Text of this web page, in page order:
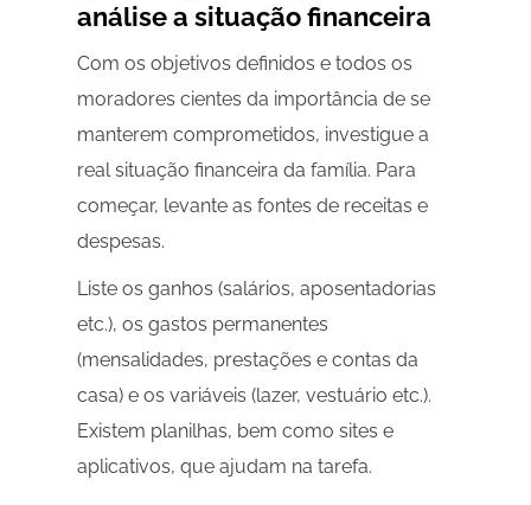
análise a situação financeira
Com os objetivos definidos e todos os
moradores cientes da importância de se
manterem comprometidos, investigue a
real situação financeira da família. Para
começar, levante as fontes de receitas e
despesas.
Liste os ganhos (salários, aposentadorias
etc.), os gastos permanentes
(mensalidades, prestações e contas da
casa) e os variáveis (lazer, vestuário etc.).
Existem planilhas, bem como sites e
aplicativos, que ajudam na tarefa.